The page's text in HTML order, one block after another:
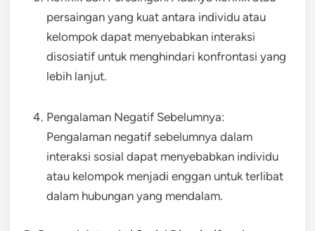
persaingan yang kuat antara individu atau
kelompok dapat menyebabkan interaksi
disosiatif untuk menghindari konfrontasi yang
lebih lanjut.
Pengalaman Negatif Sebelumnya:
Pengalaman negatif sebelumnya dalam
interaksi sosial dapat menyebabkan individu
atau kelompok menjadi enggan untuk terlibat
dalam hubungan yang mendalam.